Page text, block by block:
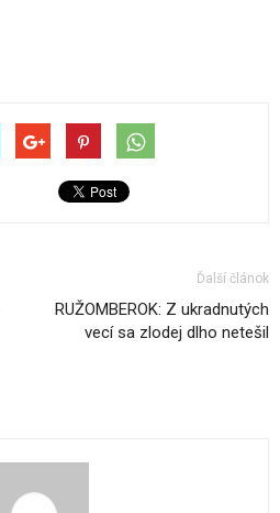
Ďalší článok
RUŽOMBEROK: Z ukradnutých
vecí sa zlodej dlho netešil